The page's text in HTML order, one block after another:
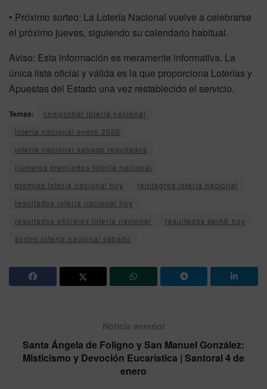
• Próximo sorteo: La Lotería Nacional vuelve a celebrarse
el próximo jueves, siguiendo su calendario habitual.
Aviso: Esta información es meramente informativa. La
única lista oficial y válida es la que proporciona Loterías y
Apuestas del Estado una vez restablecido el servicio.
Temas:
comprobar lotería nacional
lotería nacional enero 2026
lotería nacional sábado resultados
números premiados lotería nacional
premios lotería nacional hoy
reintegros lotería nacional
resultados lotería nacional hoy
resultados oficiales lotería nacional
resultados selAE hoy
sorteo lotería nacional sábado
Noticia anterior
Santa Ángela de Foligno y San Manuel González:
Misticismo y Devoción Eucarística | Santoral 4 de
enero